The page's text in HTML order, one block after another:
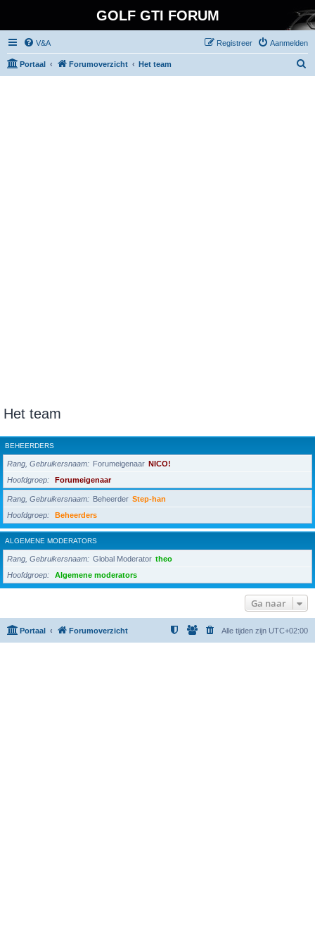
GOLF GTI FORUM
V&A Aanmelden
Registreer
Portaal Forumoverzicht Het team
Het team
BEHEERDERS
Rang, Gebruikersnaam Forumeigenaar NICO!
Hoofdgroep
Forumeigenaar
Rang, Gebruikersnaam Beheerder Step-han
Hoofdgroep
Beheerders
ALGEMENE MODERATORS
Rang, Gebruikersnaam Global Moderator theo
Hoofdgroep
Algemene moderators
Ga naar
Portaal Forumoverzicht Alle tijden zijn UTC+02:00